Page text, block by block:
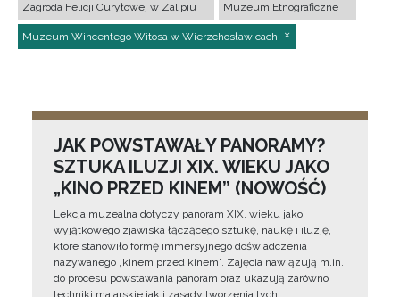
Zagroda Felicji Curyłowej w Zalipiu Muzeum Etnograficzne
Muzeum Wincentego Witosa w Wierzchosławicach
JAK POWSTAWAŁY PANORAMY?
SZTUKA ILUZJI XIX. WIEKU JAKO
„KINO PRZED KINEM” (NOWOŚĆ)
Lekcja muzealna dotyczy panoram XIX. wieku jako
wyjątkowego zjawiska łączącego sztukę, naukę i iluzję,
które stanowiło formę immersyjnego doświadczenia
nazywanego „kinem przed kinem”. Zajęcia nawiązują m.in.
do procesu powstawania panoram oraz ukazują zarówno
techniki malarskie jak i zasady tworzenia tych